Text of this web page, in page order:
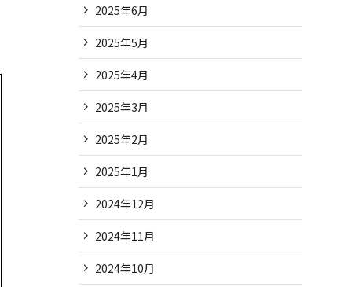
2025年6月
2025年5月
2025年4月
2025年3月
2025年2月
2025年1月
2024年12月
2024年11月
2024年10月